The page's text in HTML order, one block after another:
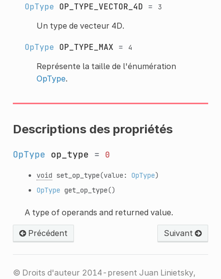
OpType OP_TYPE_VECTOR_4D = 3
Un type de vecteur 4D.
OpType OP_TYPE_MAX = 4
Représente la taille de l'énumération
OpType.
Descriptions des propriétés
OpType op_type = 0
void set_op_type(value: OpType)
OpType get_op_type()
A type of operands and returned value.
Précédent Suivant
© Droits d'auteur 2014-present Juan Linietsky,